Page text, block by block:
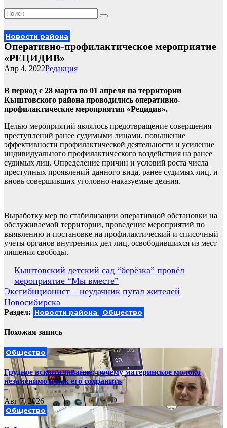
Новости района
Оперативно-профилактическое мероприятие
«РЕЦИДИВ»
Редакция
Апр 4, 2022
В период с 28 марта по 01 апреля на территории
Кыштовского района проводились оперативно-
профилактические мероприятия «Рецидив».
Целью мероприятий являлось предотвращение совершения
преступлений ранее судимыми лицами, повышение
эффективности профилактической деятельности и усиление
индивидуального профилактического воздействия на ранее
судимых лиц. Определение причин и условий роста числа
преступных проявлений данного вида, ранее судимых лиц, и
вновь совершивших уголовно-наказуемые деяния.
Выработку мер по стабилизации оперативной обстановки на
обслуживаемой территории, проведение мероприятий по
выявлению и постановке на профилактический и списочный
учеты органов внутренних дел лиц, освободившихся из мест
лишения свободы.
Навигация
по
записям
Кыштовский детский сад “берёзка” провёл
мероприятие “Мы вместе”
Эксгибиционист – неудачник пугал жителей
Новосибирска
Раздел: Новости района Общество
Похожая запись
Общество
Грудное вскармливание: почему материнское молоко
незаменимо и как его сохранить
Авг 7, 2026
Общество